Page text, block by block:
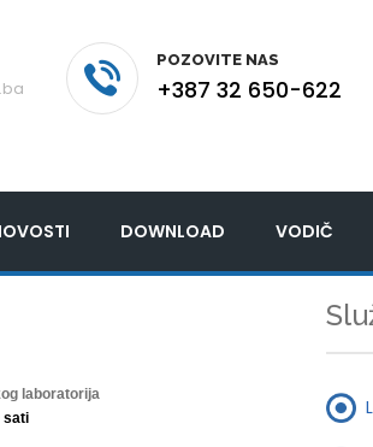
POZOVITE NAS
+387 32 650-622
DOWNLOAD VODIČ
laboratorija
sati